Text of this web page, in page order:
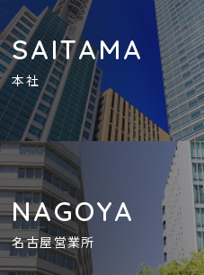
SAITAMA
本社
NAGOYA
名古屋営業所